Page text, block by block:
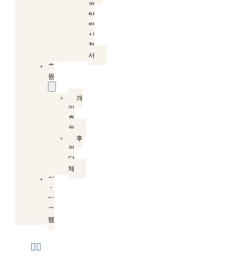
원
탈
퇴
신
청
서
후
원
개
인
후
원
후
원
단
체
인
스
타
그
램